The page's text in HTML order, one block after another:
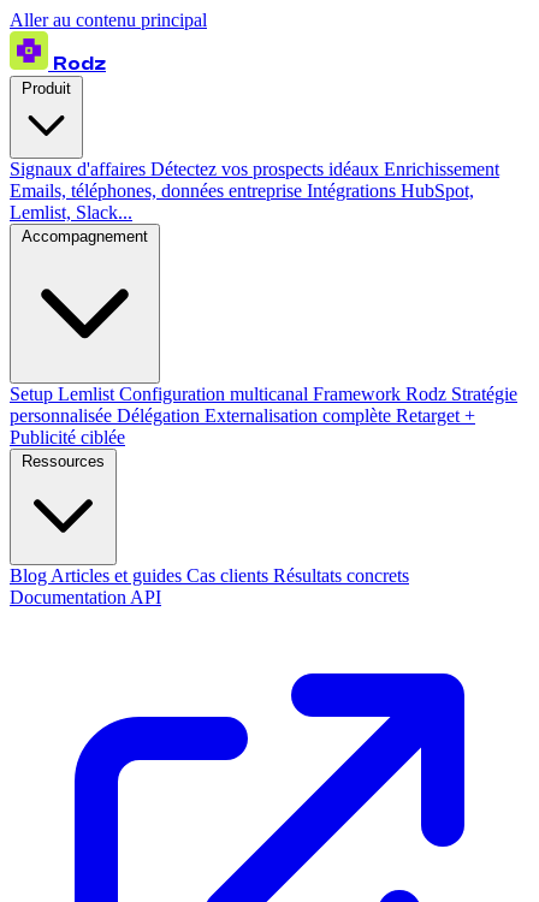
Aller au contenu principal
Rodz
Signaux d'affaires Détectez vos prospects idéaux Enrichissement
Emails, téléphones, données entreprise Intégrations HubSpot,
Lemlist, Slack...
Setup Lemlist Configuration multicanal Framework Rodz Stratégie
personnalisée Délégation Externalisation complète Retarget +
Publicité ciblée
Blog Articles et guides Cas clients Résultats concrets
Documentation API